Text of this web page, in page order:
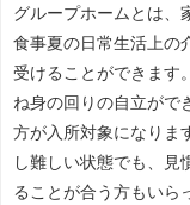
グループホームとは、
食事夏の日常生活上の
受けることができます
ね身の回りの自立がで
方が入所対象になりま
し難しい状態でも、見
ることが合う方もいら